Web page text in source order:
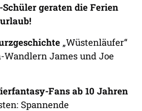
geraten die Ferien
„Wüstenläufer“
James und Joe
Fans ab 10 Jahren
Spannende